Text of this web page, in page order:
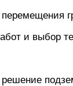
и выбор